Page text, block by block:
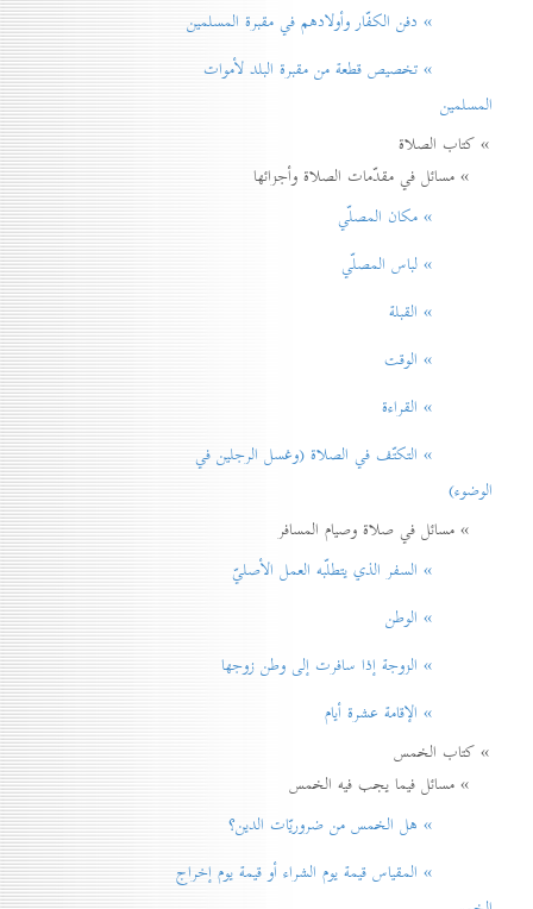
» دفن الكفّار وأولادهم في مقبرة المسلمين
» تخصيص قطعة من مقبرة البلد لأموات
المسلمين
» كتاب الصلاة
» مسائل في مقدّمات الصلاة وأجزائها
» مكان المصلّي
» لباس المصلّي
» القبلة
» الوقت
» القراءة
» التكتّف في الصلاة (وغسل الرجلين في
الوضوء)
» مسائل في صلاة وصيام المسافر
» السفر الذي يتطلّبه العمل الأصليّ
» الوطن
» الزوجة إذا سافرت إلی وطن زوجها
» الإقامة عشرة أيام
» كتاب الخمس
» مسائل فيما يجب فيه الخمس
» هل الخمس من ضروريّات الدين؟
» المقياس قيمة يوم الشراء أو قيمة يوم إخراج